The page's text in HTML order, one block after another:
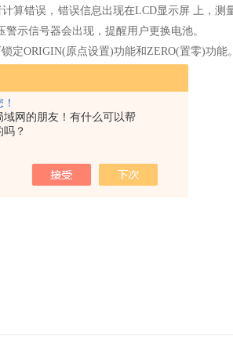
域网的朋友！有什么可以帮
吗？
算错误，错误信息出现在LCD显示屏 上，
示信号器会出现，提醒用户更换电池。
定ORIGIN(原点设置)功能和ZERO(置零)功能。